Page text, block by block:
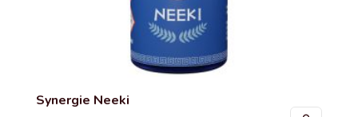
Synergie Neeki